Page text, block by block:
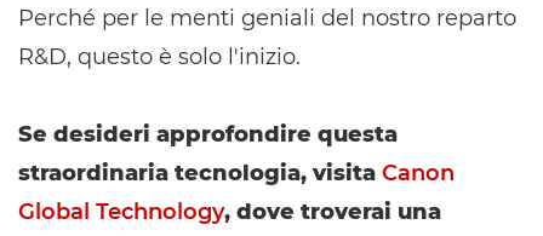
Perché per le menti geniali del nostro reparto
R&D, questo è solo l'inizio.
Se desideri approfondire questa
straordinaria tecnologia, visita Canon
Global Technology, dove troverai una